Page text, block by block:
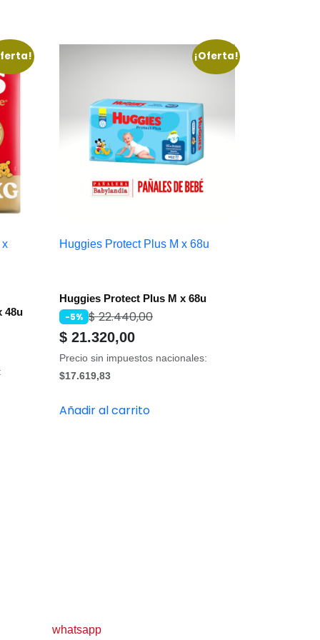
x
48u
¡Oferta!
Huggies Protect Plus M x 68u
Huggies Protect Plus M x 68u
-5% $22.440,00
$ 21.320,00
Precio sin impuestos nacionales:
$17.619,83
Añadir al carrito
whatsapp